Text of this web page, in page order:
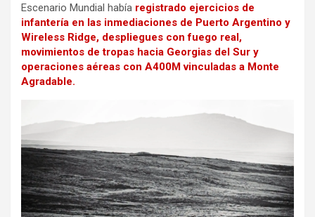
Escenario Mundial había registrado ejercicios de
infantería en las inmediaciones de Puerto Argentino y
Wireless Ridge, despliegues con fuego real,
movimientos de tropas hacia Georgias del Sur y
operaciones aéreas con A400M vinculadas a Monte
Agradable.